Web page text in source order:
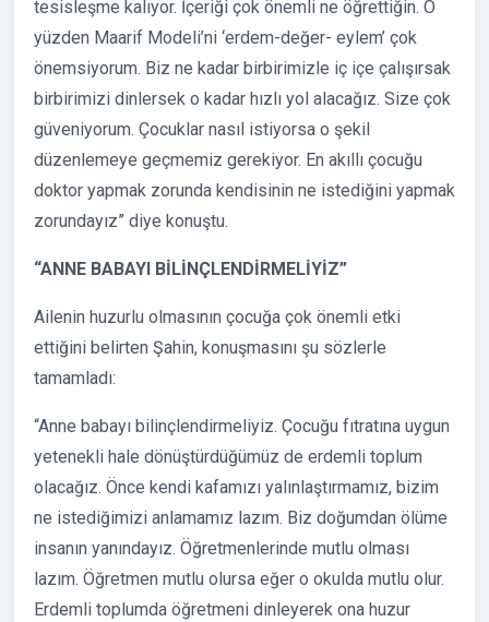
tesisleşme kalıyor. İçeriği çok önemli ne öğrettiğin. O
yüzden Maarif Modeli’ni ‘erdem-değer- eylem’ çok
önemsiyorum. Biz ne kadar birbirimizle iç içe çalışırsak
birbirimizi dinlersek o kadar hızlı yol alacağız. Size çok
güveniyorum. Çocuklar nasıl istiyorsa o şekil
düzenlemeye geçmemiz gerekiyor. En akıllı çocuğu
doktor yapmak zorunda kendisinin ne istediğini yapmak
zorundayız” diye konuştu.
“ANNE BABAYI BİLİNÇLENDİRMELİYİZ”
Ailenin huzurlu olmasının çocuğa çok önemli etki
ettiğini belirten Şahin, konuşmasını şu sözlerle
tamamladı:
“Anne babayı bilinçlendirmeliyiz. Çocuğu fıtratına uygun
yetenekli hale dönüştürdüğümüz de erdemli toplum
olacağız. Önce kendi kafamızı yalınlaştırmamız, bizim
ne istediğimizi anlamamız lazım. Biz doğumdan ölüme
insanın yanındayız. Öğretmenlerinde mutlu olması
lazım. Öğretmen mutlu olursa eğer o okulda mutlu olur.
Erdemli toplumda öğretmeni dinleyerek ona huzur